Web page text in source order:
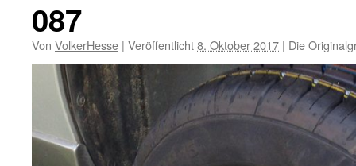
087
Von VolkerHesse | Veröffentlicht8. Oktober 2017 | Die